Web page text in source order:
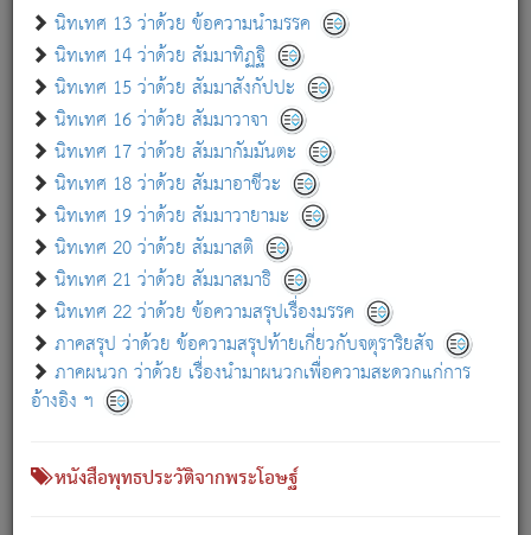
นิทเทศ 13 ว่าด้วย ข้อความนำมรรค
นิทเทศ 14 ว่าด้วย สัมมาทิฏฐิ
นิทเทศ 15 ว่าด้วย สัมมาสังกัปปะ
นิทเทศ 16 ว่าด้วย สัมมาวาจา
นิทเทศ 17 ว่าด้วย สัมมากัมมันตะ
นิทเทศ 18 ว่าด้วย สัมมาอาชีวะ
นิทเทศ 19 ว่าด้วย สัมมาวายามะ
นิทเทศ 20 ว่าด้วย สัมมาสติ
นิทเทศ 21 ว่าด้วย สัมมาสมาธิ
นิทเทศ 22 ว่าด้วย ข้อความสรุปเรื่องมรรค
ภาคสรุป ว่าด้วย ข้อความสรุปท้ายเกี่ยวกับจตุราริยสัจ
ภาคผนวก ว่าด้วย เรื่องนำมาผนวกเพื่อความสะดวกแก่การ
อ้างอิง ฯ
หนังสือพุทธประวัติจากพระโอษฐ์
เกี่ยวกับธรรมโฆษณ์ออนไลน์ (Disclaimer)
แม้ระบบ "ธรรมโฆษณ์ออนไลน์" พยายามปรับปรุงข้อมูลให้ถูกต้องมากที่สุด
ผู้ศึกษาก็พึงตรวจสอบกับตัวเล่มหนังสือต้นฉบับ ที่มีการพิมพ์ครั้งล่าสุด
ก่อนนำข้อมูลไปใช้ในการอ้างอิง"
เกี่ยวกับอัตถจารี|เกี่ยวกับการพัฒนา|แจ้งข้อผิดพลาด / แนะนำ
หนังสือที่เกี่ยวข้อง